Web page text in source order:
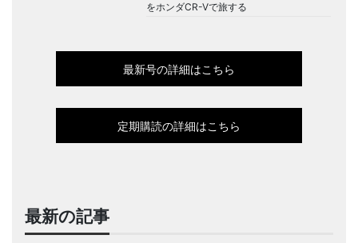
をホンダCR-Vで旅する
最新号の詳細はこちら
定期購読の詳細はこちら
最新の記事